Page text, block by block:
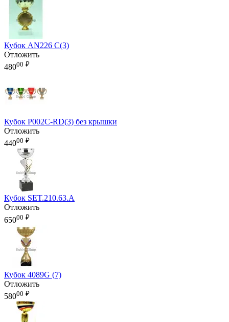
Кубок AN226 C(3)
Отложить
48000 ₽
Кубок P002C-RD(3) без крышки
Отложить
44000 ₽
Кубок SET.210.63.A
Отложить
65000 ₽
Кубок 4089G (7)
Отложить
58000 ₽